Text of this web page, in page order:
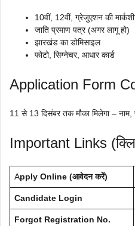
10वीं, 12वीं, ग्रेजुएशन की
जाति प्रमाण पत्र (अगर लागू हो)
झारखंड का डोमिसाइल
फोटो, सिग्नेचर, आधार कार्ड
Application Form
11 से 13 दिसंबर तक मौका मिलेगा –
Important Links
Apply Online (आवेदन करें)
Candidate Login
Forgot Registration No.